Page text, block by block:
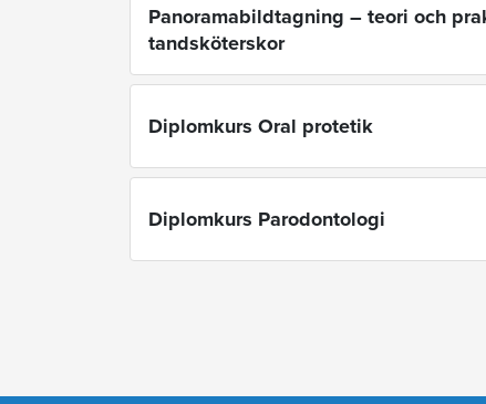
Panoramabildtagning – teori och
tandsköterskor
Diplomkurs Oral protetik
Diplomkurs Parodontologi